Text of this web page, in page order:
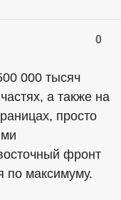
0
000 тысяч
а также на
просто
фронт
по максимуму.